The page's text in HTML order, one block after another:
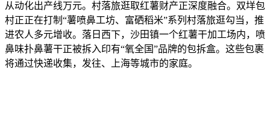
从动化出产线万元。村落旅逛取红薯财产正深度融合。双垟包
村正正在打制“薯喷鼻工坊、富硒稻米”系列村落旅逛勾当，推
进农人多元增收。落日西下，沙田镇一个红薯干加工场内，喷
鼻味扑鼻薯干正被拆入印有“氧全国”品牌的包拆盒。这些包裹
将通过快递收集，发往、上海等城市的家庭。